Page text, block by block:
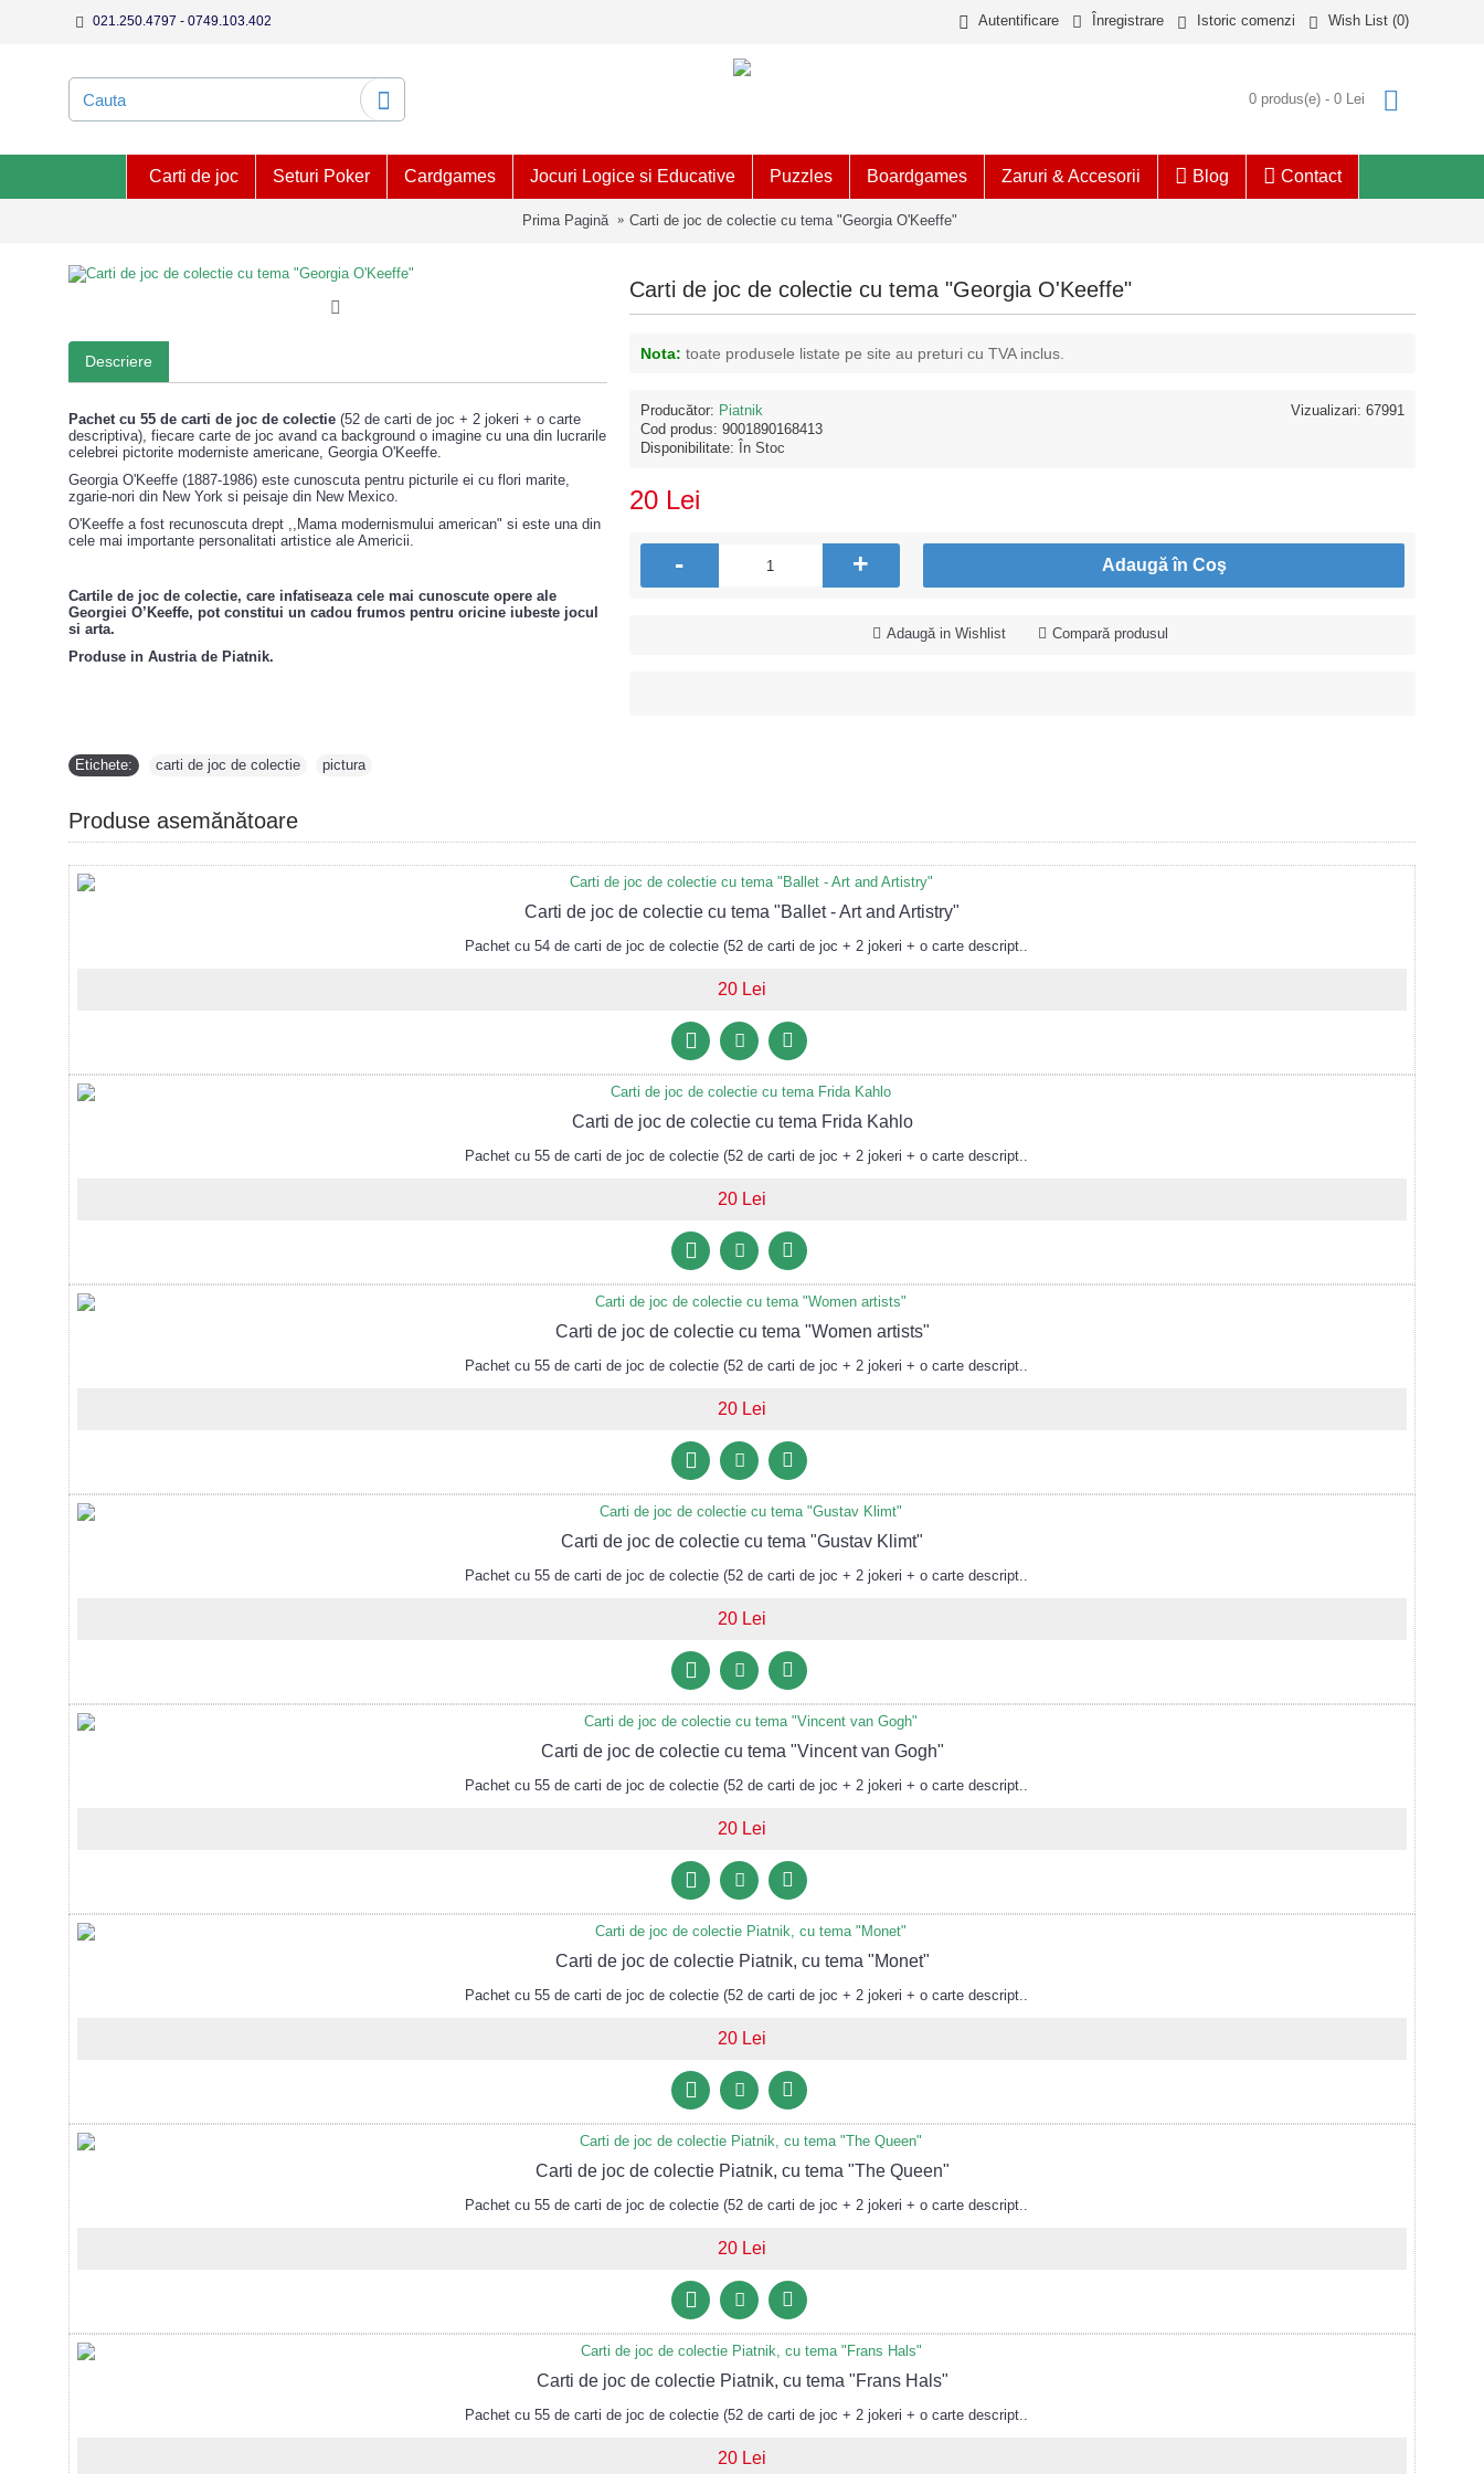
021.250.4797 - 0749.103.402 Autentificare Înregistrare Istoric comenzi Wish List (0)
0 produs(e) - 0 Lei
Carti de joc Seturi Poker Cardgames Jocuri Logice si Educative Puzzles Boardgames Zaruri & Accesorii Blog Contact
Prima Pagină Carti de joc de colectie cu tema "Georgia O'Keeffe"
Descriere
Pachet cu 55 de carti de joc de colectie (52 de carti de joc + 2 jokeri + o carte
descriptiva), fiecare carte de joc avand ca background o imagine cu una din lucrarile
celebrei pictorite moderniste americane, Georgia O'Keeffe.
Georgia O'Keeffe (1887-1986) este cunoscuta pentru picturile ei cu flori marite,
zgarie-nori din New York si peisaje din New Mexico.
O'Keeffe a fost recunoscuta drept ,,Mama modernismului american" si este una din
cele mai importante personalitati artistice ale Americii.
Cartile de joc de colectie, care infatiseaza cele mai cunoscute opere ale
Georgiei O’Keeffe, pot constitui un cadou frumos pentru oricine iubeste jocul
si arta.
Produse in Austria de Piatnik.
Carti de joc de colectie cu tema "Georgia O'Keeffe"
Nota: toate produsele listate pe site au preturi cu TVA inclus.
Vizualizari: 67991
Producător: Piatnik
Cod produs: 9001890168413
Disponibilitate:
În Stoc
20 Lei
- + Adaugă în Coş
Adaugă in Wishlist Compară produsul
Etichete: carti de joc de colectie pictura
Produse asemănătoare
Carti de joc de colectie cu tema "Ballet - Art and Artistry"
Pachet cu 54 de carti de joc de colectie (52 de carti de joc + 2 jokeri + o carte descript..
20 Lei
Carti de joc de colectie cu tema Frida Kahlo
Pachet cu 55 de carti de joc de colectie (52 de carti de joc + 2 jokeri + o carte descript..
20 Lei
Carti de joc de colectie cu tema "Women artists"
Pachet cu 55 de carti de joc de colectie (52 de carti de joc + 2 jokeri + o carte descript..
20 Lei
Carti de joc de colectie cu tema "Gustav Klimt"
Pachet cu 55 de carti de joc de colectie (52 de carti de joc + 2 jokeri + o carte descript..
20 Lei
Carti de joc de colectie cu tema "Vincent van Gogh"
Pachet cu 55 de carti de joc de colectie (52 de carti de joc + 2 jokeri + o carte descript..
20 Lei
Carti de joc de colectie Piatnik, cu tema "Monet"
Pachet cu 55 de carti de joc de colectie (52 de carti de joc + 2 jokeri + o carte descript..
20 Lei
Carti de joc de colectie Piatnik, cu tema "The Queen"
Pachet cu 55 de carti de joc de colectie (52 de carti de joc + 2 jokeri + o carte descript..
20 Lei
Carti de joc de colectie Piatnik, cu tema "Frans Hals"
Pachet cu 55 de carti de joc de colectie (52 de carti de joc + 2 jokeri + o carte descript..
20 Lei